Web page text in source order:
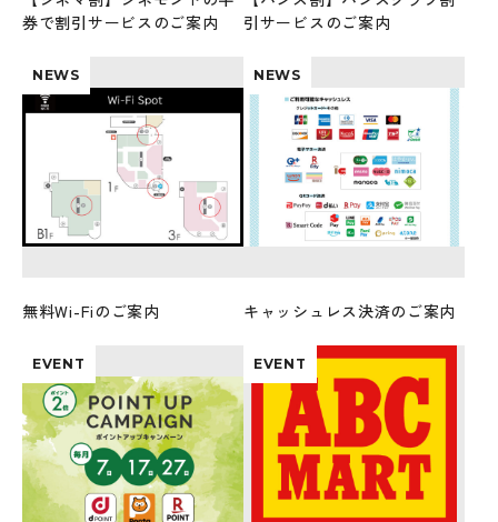
券で割引サービスのご案内
引サービスのご案内
NEWS
無料Wi-Fiのご案内
NEWS
キャッシュレス決済のご案内
EVENT EVENT